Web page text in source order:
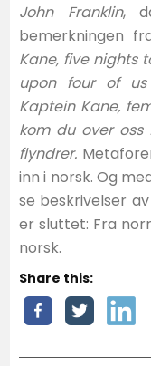
John Franklin,
bemerkningen
Kane, five nights
upon four of
Kaptein Kane,
kom du over
flyndrer.
inn i norsk. Og
se beskrivelser
er sluttet: Fra
norsk.
Share this: